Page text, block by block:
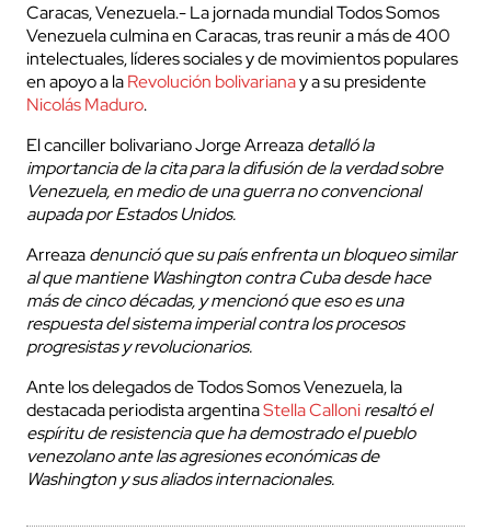
Caracas, Venezuela.- La jornada mundial Todos Somos
Venezuela culmina en Caracas, tras reunir a más de 400
intelectuales, líderes sociales y de movimientos populares
en apoyo a laRevolución bolivarianay a su presidente
Nicolás Maduro.
El canciller bolivariano Jorge Arreazadetalló la
importancia de la cita para la difusión de la verdad sobre
Venezuela, en medio de una guerra no convencional
aupada por Estados Unidos.
Arreazadenunció que su país enfrenta un bloqueo similar
al que mantiene Washington contra Cuba desde hace
más de cinco décadas, y mencionó que eso es una
respuesta del sistema imperial contra los procesos
progresistas y revolucionarios.
Ante los delegados de Todos Somos Venezuela, la
destacada periodista argentinaStella Calloniresaltó el
espíritu de resistencia que ha demostrado el pueblo
venezolano ante las agresiones económicas de
Washington y sus aliados internacionales.